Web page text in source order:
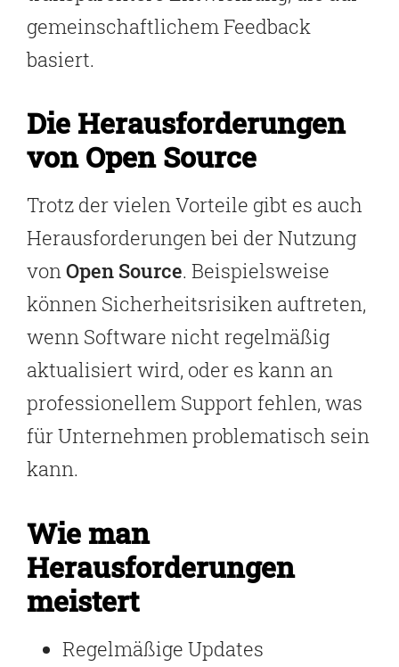
gemeinschaftlichem Feedback
basiert.
Die Herausforderungen
von Open Source
Trotz der vielen Vorteile gibt es auch
Herausforderungen bei der Nutzung
vonOpen Source. Beispielsweise
können Sicherheitsrisiken auftreten,
wenn Software nicht regelmäßig
aktualisiert wird, oder es kann an
professionellem Support fehlen, was
für Unternehmen problematisch sein
kann.
Wie man
Herausforderungen
meistert
Regelmäßige Updates